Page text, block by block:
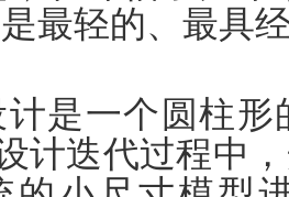
最轻的、最具
是一个圆柱
计迭代过程中